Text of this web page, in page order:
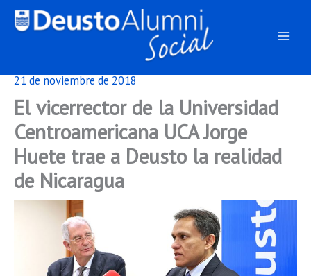
21 de noviembre de 2018
El vicerrector de la Universidad
Centroamericana UCA Jorge
Huete trae a Deusto la realidad
de Nicaragua